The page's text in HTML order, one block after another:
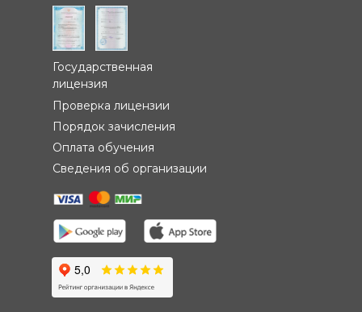
Государственная
лицензия
Сведения об организации
Проверка лицензии
Политика обработки
персональных данных
Порядок зачисления
Оплата обучения